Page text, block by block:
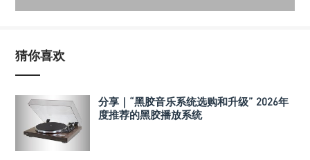
猜你喜欢
分享｜“黑胶音乐系统选购和升级” 2026年
度推荐的黑胶播放系统